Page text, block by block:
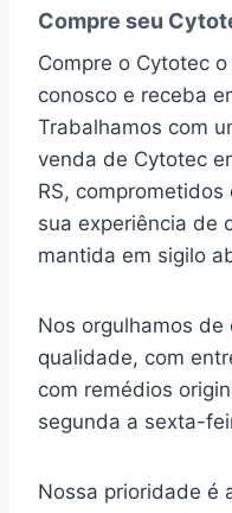
Compre seu
Compre o Cytotec
conosco e receba
Trabalhamos com
venda de Cytotec
RS,
sua experiência de
mantida em sigilo
Nos orgulhamos
qualidade, com
com remédios
segunda a sexta-
Nossa prioridade é